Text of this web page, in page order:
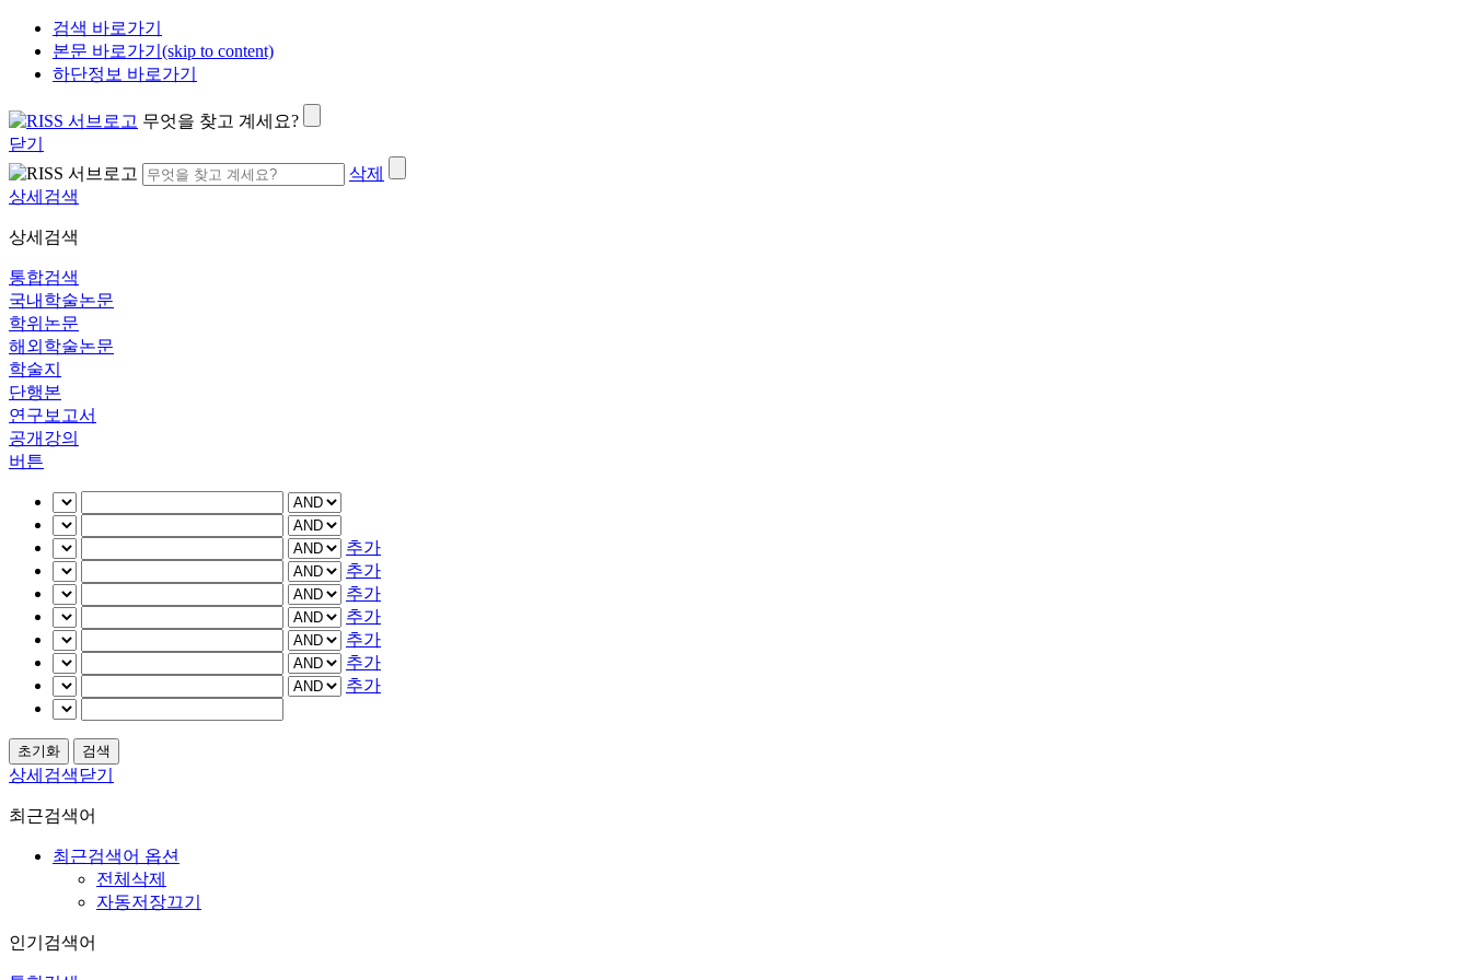
검색 바로가기
본문 바로가기(skip to content)
하단정보 바로가기
무엇을 찾고 계세요?
닫기
삭제
상세검색
상세검색
통합검색
국내학술논문
학위논문
해외학술논문
학술지
단행본
연구보고서
공개강의
버튼
추가
추가
추가
추가
추가
추가
추가
상세검색닫기
최근검색어
최근검색어 옵션
전체삭제
자동저장끄기
인기검색어